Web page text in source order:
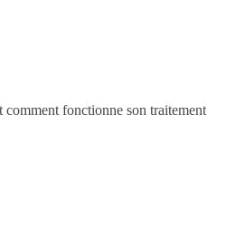
comment fonctionne son traitement